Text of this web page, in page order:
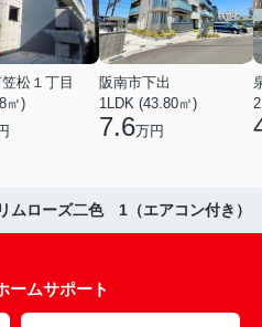
松１丁目
㎡)
阪南市下出
1LDK (43.80㎡)
7.6万円
ムローズ二色 1（エアコン付き）
ームサポート